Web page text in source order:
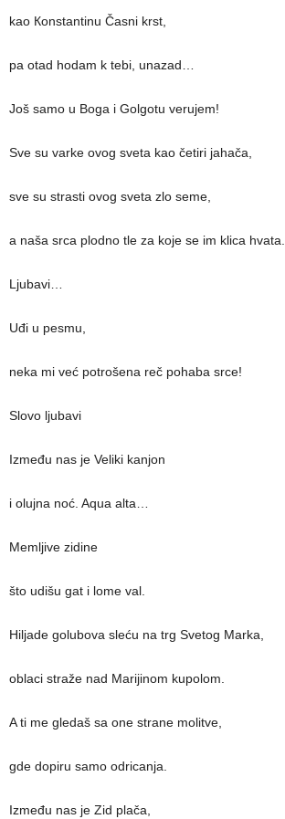
kao Кonstantinu Časni krst,
pa otad hodam k tebi, unazad…
Još samo u Boga i Golgotu verujem!
Sve su varke ovog sveta kao četiri jahača,
sve su strasti ovog sveta zlo seme,
a naša srca plodno tle za koje se im klica hvata.
Ljubavi…
Uđi u pesmu,
neka mi već potrošena reč pohaba srce!
Slovo ljubavi
Između nas je Veliki kanjon
i olujna noć. Aqua alta…
Memljive zidine
što udišu gat i lome val.
Hiljade golubova sleću na trg Svetog Marka,
oblaci straže nad Marijinom kupolom.
A ti me gledaš sa one strane molitve,
gde dopiru samo odricanja.
Između nas je Zid plača,